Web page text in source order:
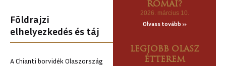
Földrajzi
elhelyezkedés és táj
A Chianti borvidék Olaszország
RÓMAI?
2026. március 10.
Olvass tovább »
LEGJOBB OLASZ
ÉTTEREM